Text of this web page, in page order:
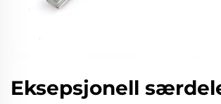
Eksepsjonell